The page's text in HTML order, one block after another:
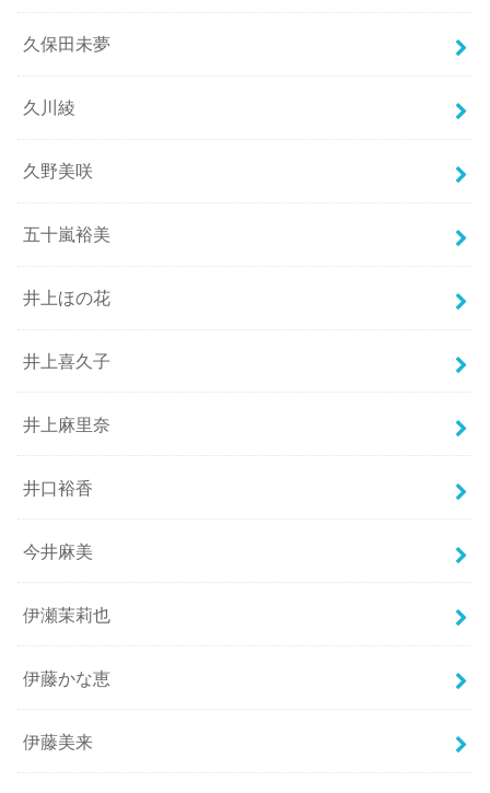
久保田未夢
久川綾
久野美咲
五十嵐裕美
井上ほの花
井上喜久子
井上麻里奈
井口裕香
今井麻美
伊瀬茉莉也
伊藤かな恵
伊藤美来